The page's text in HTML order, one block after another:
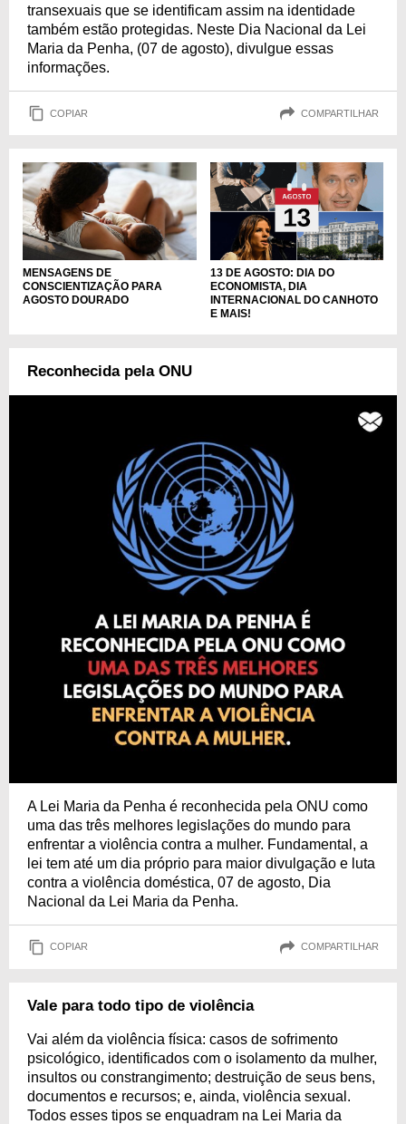
transexuais que se identificam assim na identidade
também estão protegidas. Neste Dia Nacional da Lei
Maria da Penha, (07 de agosto), divulgue essas
informações.
COPIAR COMPARTILHAR
MENSAGENS DE
CONSCIENTIZAÇÃO PARA
AGOSTO DOURADO
13 DE AGOSTO: DIA DO
ECONOMISTA, DIA
INTERNACIONAL DO CANHOTO
E MAIS!
Reconhecida pela ONU
A Lei Maria da Penha é reconhecida pela ONU como
uma das três melhores legislações do mundo para
enfrentar a violência contra a mulher. Fundamental, a
lei tem até um dia próprio para maior divulgação e luta
contra a violência doméstica, 07 de agosto, Dia
Nacional da Lei Maria da Penha.
COPIAR COMPARTILHAR
Vale para todo tipo de violência
Vai além da violência física: casos de sofrimento
psicológico, identificados com o isolamento da mulher,
insultos ou constrangimento; destruição de seus bens,
documentos e recursos; e, ainda, violência sexual.
Todos esses tipos se enquadram na Lei Maria da